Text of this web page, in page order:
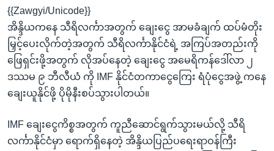
{{Zawgyi/Unicode}}
အိန္ဒိယကနေ သီရိလင်္ကာအတွက် ချေးငွေ အာမခံချက် ထပ်မံတိုး
မြှင့်ပေးလိုက်တဲ့အတွက် သီရိလင်္ကာနိုင်ငံရဲ့ အကြပ်အတည်းကို
ဖြေရှင်းဖို့အတွက် လိုအပ်နေတဲ့ ချေးငွေ အမေရိကန်ဒေါ်လာ ၂
ဒဿမ ၉ ဘီလီယံ ကို IMF နိုင်ငံတကာငွေကြေး ရံပုံငွေအဖွဲ့ ကနေ
ချေးယူနိုင်ဖို့ ပိုမိုနီးစပ်သွားပါတယ်။
IMF ချေးငွေကိစ္စအတွက် ကူညီဆောင်ရွက်သွားမယ်လို့ သီရိ
လင်္ကာနိုင်ငံမှာ ရောက်ရှိနေတဲ့ အိန္ဒိယပြည်ပရေးရာဝန်ကြီး